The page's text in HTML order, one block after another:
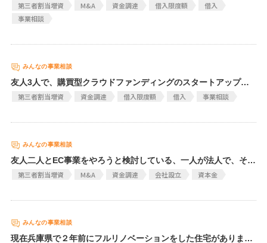
第三者割当増資
M&A 資金調達 借入限度額
借入
事業相談
友人3人で、購買型クラウドファンディングのスタートアップを立ち上げようとしています。 そこで、500万くらいエンジェル投資を通じて、資金調達を行いたいと思っています。(持分10%相当) 現状を言いますと、資本金100万で、プラットフォームのプロトタイプは開発完了し、顧客を定め、営業かけています。 営業の結果、登録者50,000人のインフルエンサーやミュージシャンをユーザーに確保した状態です。 そして、事業説明書を作成済みです。 しかし、収益化はなっていないため、財務計画書を書くための根拠がない状態です。 そこで、質問は、二つあります。 1.シード段階、正確には、エンジェル投資を受ける段階では、アイディア段階が多いと思われ、会社データを基盤にした、収益の見込みを提示するのは難しいと思われますが、この段階での財務計画書や収益見込みは何を根拠に提示するべきですか? 2.もし、見込み収益を出したとしても、企業価値評価はどう行うべきでしょうか?
第三者割当増資
資金調達 借入限度額 借入 事業相談
友人二人とEC事業をやろうと検討している、一人が法人で、それぞれ100万円出すつもり、お金はどうやって法人名
第三者割当増資
M&A 資金調達 会社設立 資本金
現在兵庫県で２年前にフルリノベーションをした住宅があります こちらを３年ほど民泊運営をしたのち価値をつけて売却したい そのための投資家を探したい